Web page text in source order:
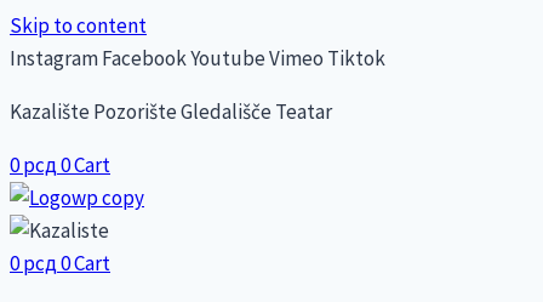
Skip to content
InstagramFacebookYoutubeVimeo Tiktok
Kazalište Pozorište Gledališče Teatar
0рсд0Cart
0рсд0Cart